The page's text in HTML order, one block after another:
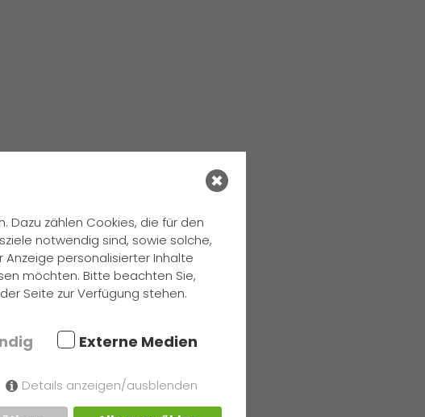
Dazu zählen Cookies, die für den
notwendig sind, sowie solche,
personalisierter Inhalte
möchten. Bitte beachten Sie,
Seite zur Verfügung stehen.
Externe Medien
Details anzeigen/ausblenden